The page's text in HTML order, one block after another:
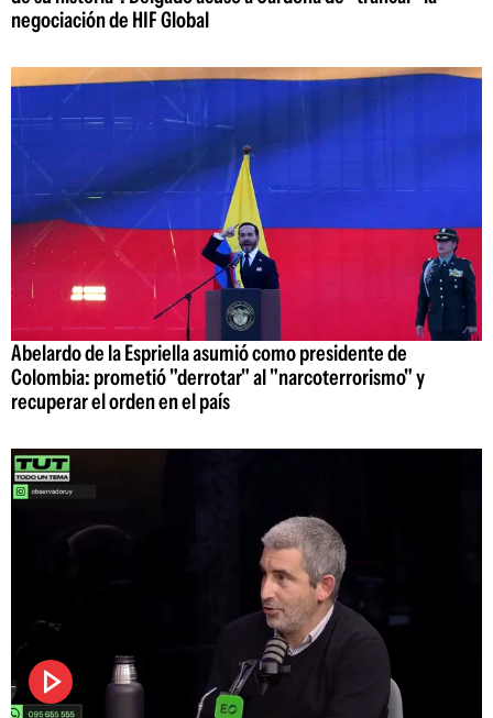
negociación de HIF Global
Abelardo de la Espriella asumió como presidente de
Colombia: prometió "derrotar" al "narcoterrorismo" y
recuperar el orden en el país